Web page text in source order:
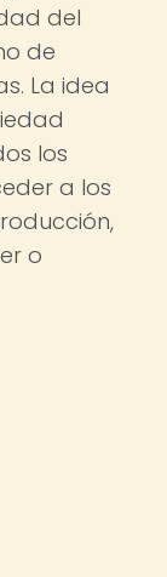
del
de
La idea
los
a los
o